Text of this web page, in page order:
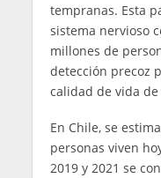
tempranas. Esta
sistema nervioso
millones de
detección precoz
calidad de vida
En Chile, se
personas viven
2019 y 2021 se